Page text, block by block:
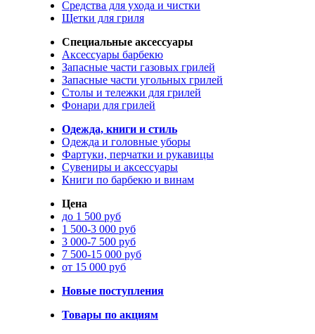
Средства для ухода и чистки
Щетки для гриля
Специальные аксессуары
Аксессуары барбекю
Запасные части газовых грилей
Запасные части угольных грилей
Столы и тележки для грилей
Фонари для грилей
Одежда, книги и стиль
Одежда и головные уборы
Фартуки, перчатки и рукавицы
Сувениры и аксессуары
Книги по барбекю и винам
Цена
до 1 500 руб
1 500-3 000 руб
3 000-7 500 руб
7 500-15 000 руб
от 15 000 руб
Новые поступления
Товары по акциям